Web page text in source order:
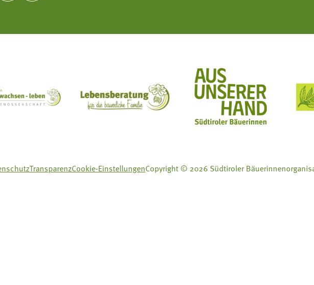
Sozialgenossenschaft Mit Bäuerinnen lernen - wachsen - leben
Lebensberatung für die bäuerliche Familie
Aus unserer Hand
TransparenzCookie-EinstellungenCopyright © 2026 Südtiroler